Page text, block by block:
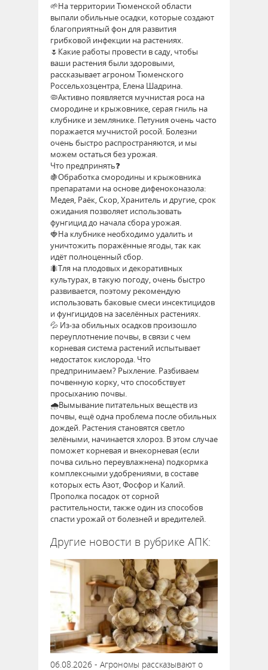
🌱На территории Тюменской области
выпали обильные осадки, которые создают
благоприятный фон для развития
грибковой инфекции на растениях.
🌷Какие работы провести в саду, чтобы
ваши растения были здоровыми,
рассказывает агроном Тюменского
Россельхозцентра, Елена Шадрина.
🦠Активно появляется мучнистая роса на
смородине и крыжовнике, серая гниль на
клубнике и землянике. Петуния очень часто
поражается мучнистой росой. Болезни
очень быстро распространяются, и мы
можем остаться без урожая.
Что предпринять❓
🍇Обработка смородины и крыжовника
препаратами на основе дифеноконазола:
Медея, Раёк, Скор, Хранитель и другие, срок
ожидания позволяет использовать
фунгицид до начала сбора урожая.
🍓На клубнике необходимо удалить и
уничтожить поражённые ягоды, так как
идёт полноценный сбор.
🐜Тля на плодовых и декоративных
культурах, в такую погоду, очень быстро
развивается, поэтому рекомендую
использовать баковые смеси инсектицидов
и фунгицидов на заселённых растениях.
💦 Из-за обильных осадков произошло
переуплотнение почвы, в связи с чем
корневая система растений испытывает
недостаток кислорода. Что
предпринимаем? Рыхление. Разбиваем
почвенную корку, что способствует
просыханию почвы.
🌧Вымывание питательных веществ из
почвы, ещё одна проблема после обильных
дождей. Растения становятся светло
зелёными, начинается хлороз. В этом случае
поможет корневая и внекорневая (если
почва сильно переувлажнена) подкормка
комплексными удобрениями, в составе
которых есть Азот, Фосфор и Калий.
Прополка посадок от сорной
растительности, также один из способов
спасти урожай от болезней и вредителей.
Другие новости в рубрике АПК:
06.08.2026 - Агрономы рассказывают о